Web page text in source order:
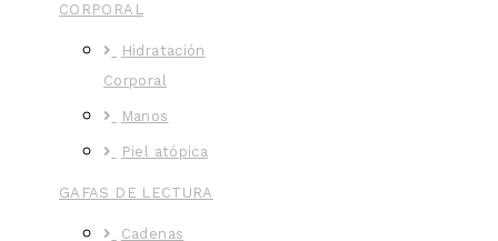
CORPORAL
Hidratación
Corporal
Manos
Piel atópica
GAFAS DE LECTURA
Cadenas